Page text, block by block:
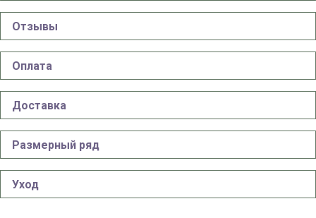
Отзывы
Оплата
Доставка
Размерный ряд
Уход